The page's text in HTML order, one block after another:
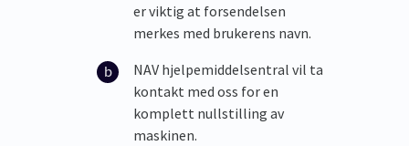
er viktig at forsendelsen
merkes med brukerens navn.
NAV hjelpemiddelsentral vil ta
kontakt med oss for en
komplett nullstilling av
maskinen.